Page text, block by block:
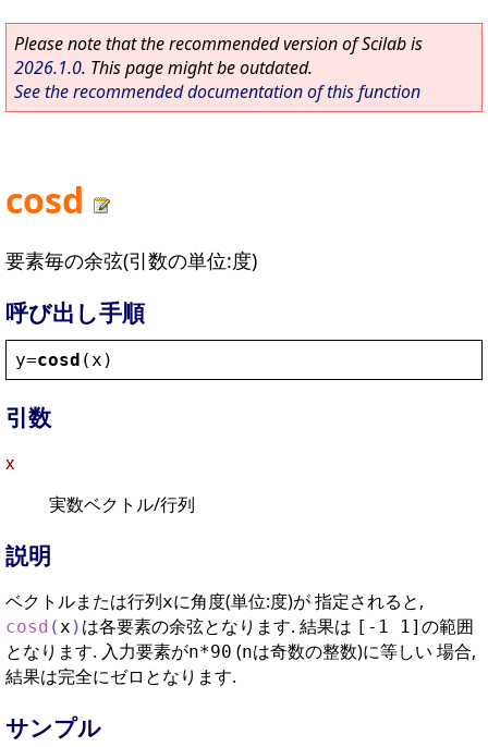
Please note that the recommended version of Scilab is
2026.1.0. This page might be outdated.
See the recommended documentation of this function
cosd
要素毎の余弦(引数の単位:度)
呼び出し手順
y=cosd ( x )
引数
x
実数ベクトル/行列
説明
ベクトルまたは行列xに角度(単位:度)が 指定されると,
cosd (x ) は各要素の余弦となります. 結果は [-1 1] の範囲
となります. 入力要素がn*90 (nは奇数の整数)に等しい 場合,
結果は完全にゼロとなります.
サンプル